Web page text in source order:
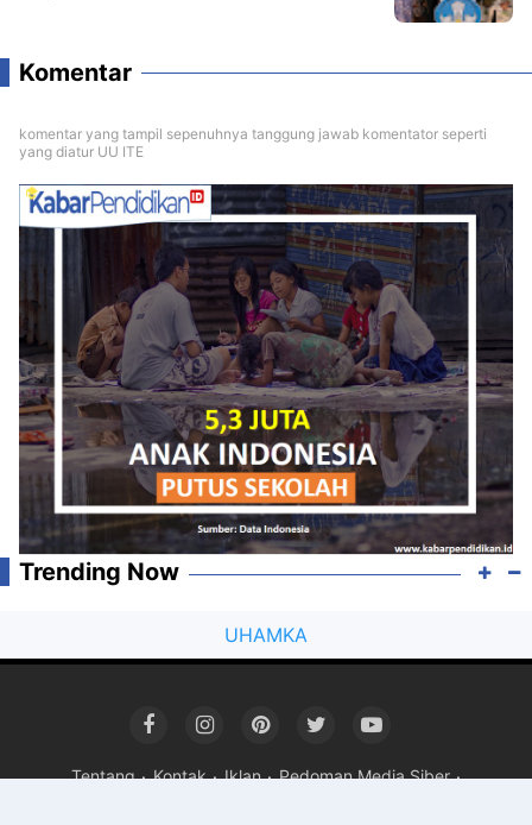
Komentar
komentar yang tampil sepenuhnya tanggung jawab komentator seperti
yang diatur UU ITE
Trending Now
UHAMKA
Tentang Kontak Iklan Pedoman Media Siber